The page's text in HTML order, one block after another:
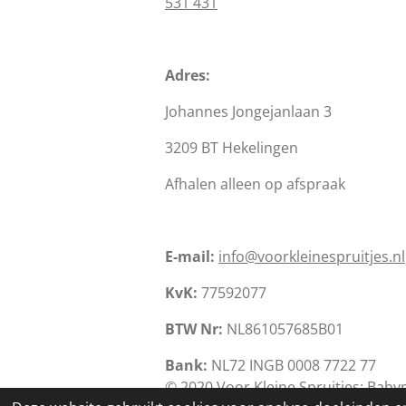
Adres:
Johannes Jongejanlaan 3
3209 BT Hekelingen
Afhalen alleen op afspraak
E-mail: info@voorkleinespruitjes.nl
KvK: 77592077
BTW Nr: NL861057685B01
Bank: NL72 INGB 0008 7722 77
© 2020 Voor Kleine Spruitjes: